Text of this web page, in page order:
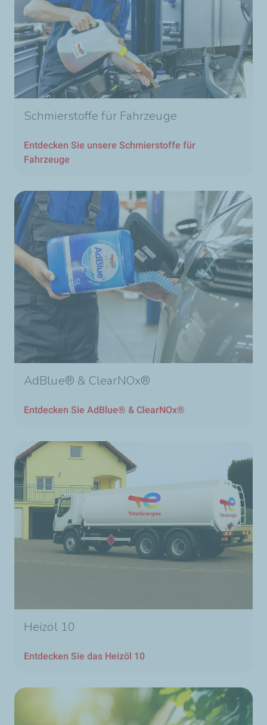
Schmierstoffe für Fahrzeuge
Entdecken Sie unsere Schmierstoffe für
Fahrzeuge
AdBlue® & ClearNOx®
Entdecken Sie AdBlue® & ClearNOx®
Heizöl 10
Entdecken Sie das Heizöl 10